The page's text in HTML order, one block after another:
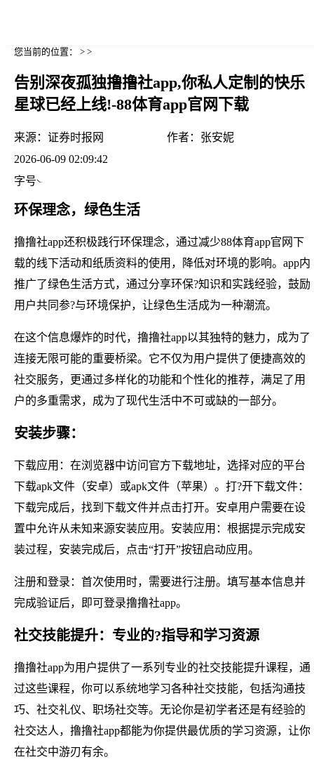
您当前的位置： > >
告别深夜孤独撸撸社app,你私人定制的快乐
星球已经上线!-88体育app官网下载
来源： 证券时报网 作者： 张安妮
2026-06-09 02:09:42
字号
环保理念，绿色生活
撸撸社app还积极践行环保理念，通过减少88体育app官网下
载的线下活动和纸质资料的使用，降低对环境的影响。app内
推广了绿色生活方式，通过分享环保?知识和实践经验，鼓励
用户共同参?与环境保护，让绿色生活成为一种潮流。
在这个信息爆炸的时代，撸撸社app以其独特的魅力，成为了
连接无限可能的重要桥梁。它不仅为用户提供了便捷高效的
社交服务，更通过多样化的功能和个性化的推荐，满足了用
户的多重需求，成为了现代生活中不可或缺的一部分。
安装步骤：
下载应用：在浏览器中访问官方下载地址，选择对应的平台
下载apk文件（安卓）或apk文件（苹果）。打?开下载文件：
下载完成后，找到下载文件并点击打开。安卓用户需要在设
置中允许从未知来源安装应用。安装应用：根据提示完成安
装过程，安装完成后，点击“打开”按钮启动应用。
注册和登录：首次使用时，需要进行注册。填写基本信息并
完成验证后，即可登录撸撸社app。
社交技能提升：专业的?指导和学习资源
撸撸社app为用户提供了一系列专业的社交技能提升课程，通
过这些课程，你可以系统地学习各种社交技能，包括沟通技
巧、社交礼仪、职场社交等。无论你是初学者还是有经验的
社交达人，撸撸社app都能为你提供最优质的学习资源，让你
在社交中游刃有余。